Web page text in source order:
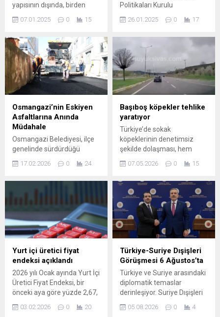
yapısının dışında, birden
fazla kişinin birlikte yaşadığı
hanelerin sayısının arttığını
yalnızca öğrencileri değil,
çalışanları da paylaşımlı
evlere yönelmesine neden
oldu.
07.01.2025 0 15
Politikaları Kurulu
Başkanvekili Mehmet Uçum,
'Kürt sorunu' kavramı yerine
dönüştüğünü ileri sürerek bu
bakış açısının, "Devletin
egemen yaklaşımı" haline
geldiğini söyledi.
26.01.2025 0 17
Osmangazi’nin Eskiyen
Asfaltlarına Anında
Müdahale
Osmangazi Belediyesi, ilçe
genelinde sürdürdüğü
çalışmalarıyla hem kent
hem de vatandaşların
günlük yaşamını
kolaylaştırıyor. Yıllar içinde
yıpranan, sürüş güvenliğini
olumsuz etkileyen cadde ile
sokaklar, belediye ekiplerinin
titiz çalışmalarıyla modern
ve konforlu bir görünüme
kavuşturuluyor.
Osmangazi’nin dört bir
yanında gece gündüz
demeden çalışan Fen İşleri...
17.02.2026 0 24
Başıboş köpekler tehlike
yaratıyor
Türkiye’de sokak
köpeklerinin denetimsiz
şekilde dolaşması, hem
için ciddi tehlikeler
çocukların da aralarında
olduğu birçok kişi bu
saldırılardan zarar gördü;
ayrıca yola aniden çıkan
hayvanlar nedeniyle trafik
kazaları ve can kayıpları
yaşanıyor. Mevcut
düzenlemelere rağmen
sorunun tam anlamıyla
çözülemediği
gözlemleniyor. Bazı çevreler
bu...
07.05.2026 0 15
Yurt içi üretici fiyat
endeksi açıklandı
2026 yılı Ocak ayında Yurt İçi
Üretici Fiyat Endeksi, bir
önceki aya göre yüzde 2,67,
bir önceki yılın Aralık ayına
göre yüzde 2,67 ve bir
03.02.2026 0 20
Türkiye-Suriye Dışişleri
Görüşmesi 6 Ağustos’ta
Türkiye ve Suriye arasındaki
diplomatik temaslar
derinleşiyor. Suriye Dışişleri
Bakanı Esad Hasan Şeybani,
6 Ağustos tarihinde
05.08.2026 0 4